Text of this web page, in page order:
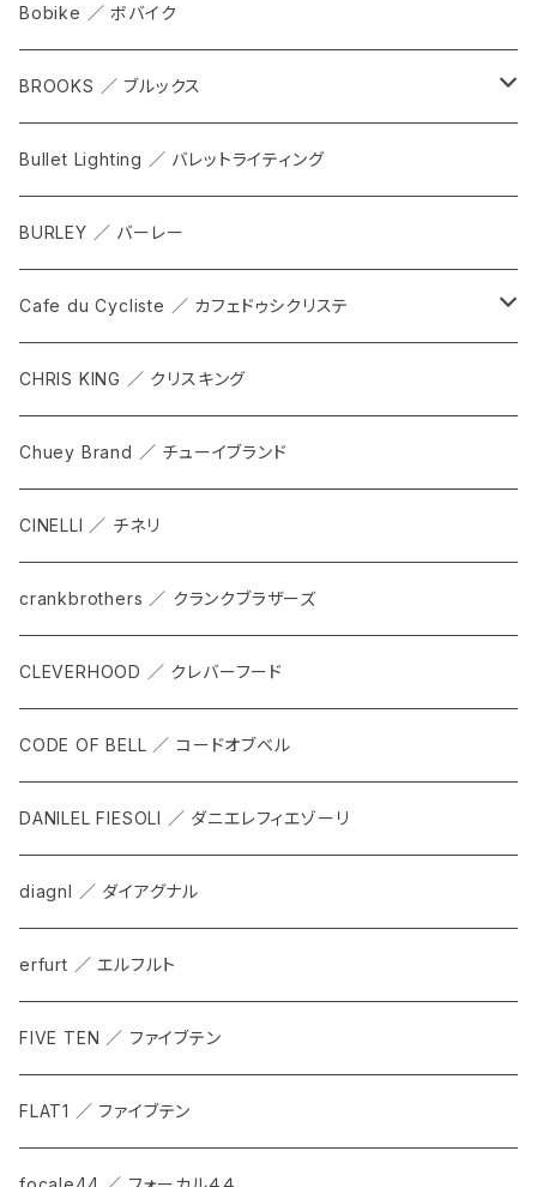
FORGE
WPT TOTE
CITADEL
WPRT
DEX
GRIP SLING
SHADOW
KOMPAK
TKS
SACOCHE
ACCESSORY
Bobike ／ ボバイク
BROOKS ／ ブルックス
ALL
サドル
カンビウム
メンテナンス
Bullet Lighting ／ バレットライティング
BURLEY ／ バーレー
Cafe du Cycliste ／ カフェドゥシクリステ
ALL
TOPS
BOTTOMS
ACCESORRIES
RIDE ACCESORRIES
CHRIS KING ／ クリスキング
Chuey Brand ／ チューイブランド
CINELLI ／ チネリ
crankbrothers ／ クランクブラザーズ
CLEVERHOOD ／ クレバーフード
CODE OF BELL ／ コードオブベル
DANILEL FIESOLI ／ ダニエレフィエゾーリ
diagnl ／ ダイアグナル
erfurt ／ エルフルト
FIVE TEN ／ ファイブテン
FLAT1 ／ ファイブテン